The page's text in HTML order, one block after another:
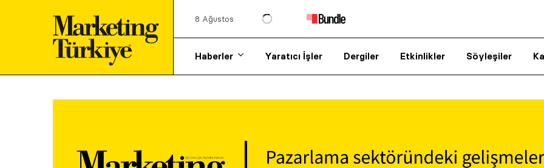
8 Ağustos
Haberler Yaratıcı İşler Dergiler Etkinlikler Söyleşiler